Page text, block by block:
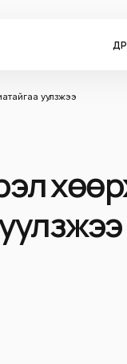
уулзжээ